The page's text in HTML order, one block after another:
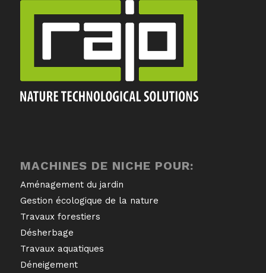
MACHINES DE NICHE POUR:
Aménagement du jardin
Gestion écologique de la nature
Travaux forestiers
Désherbage
Travaux aquatiques
Déneigement